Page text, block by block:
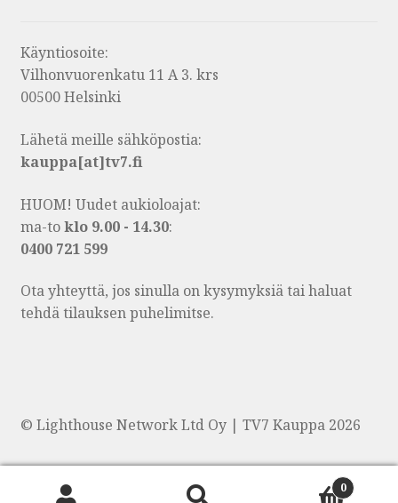
Käyntiosoite:
Vilhonvuorenkatu 11 A 3. krs
00500 Helsinki
Lähetä meille sähköpostia:
kauppa[at]tv7.fi
HUOM! Uudet aukioloajat:
ma-toklo 9.00 - 14.30:
0400 721 599
Ota yhteyttä, jos sinulla on kysymyksiä tai haluat
tehdä tilauksen puhelimitse.
© Lighthouse Network Ltd Oy | TV7 Kauppa 2026
0